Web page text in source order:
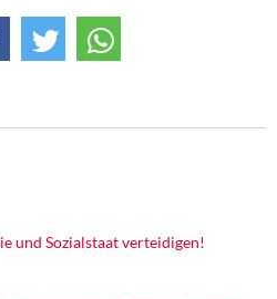
und Sozialstaat verteidigen!